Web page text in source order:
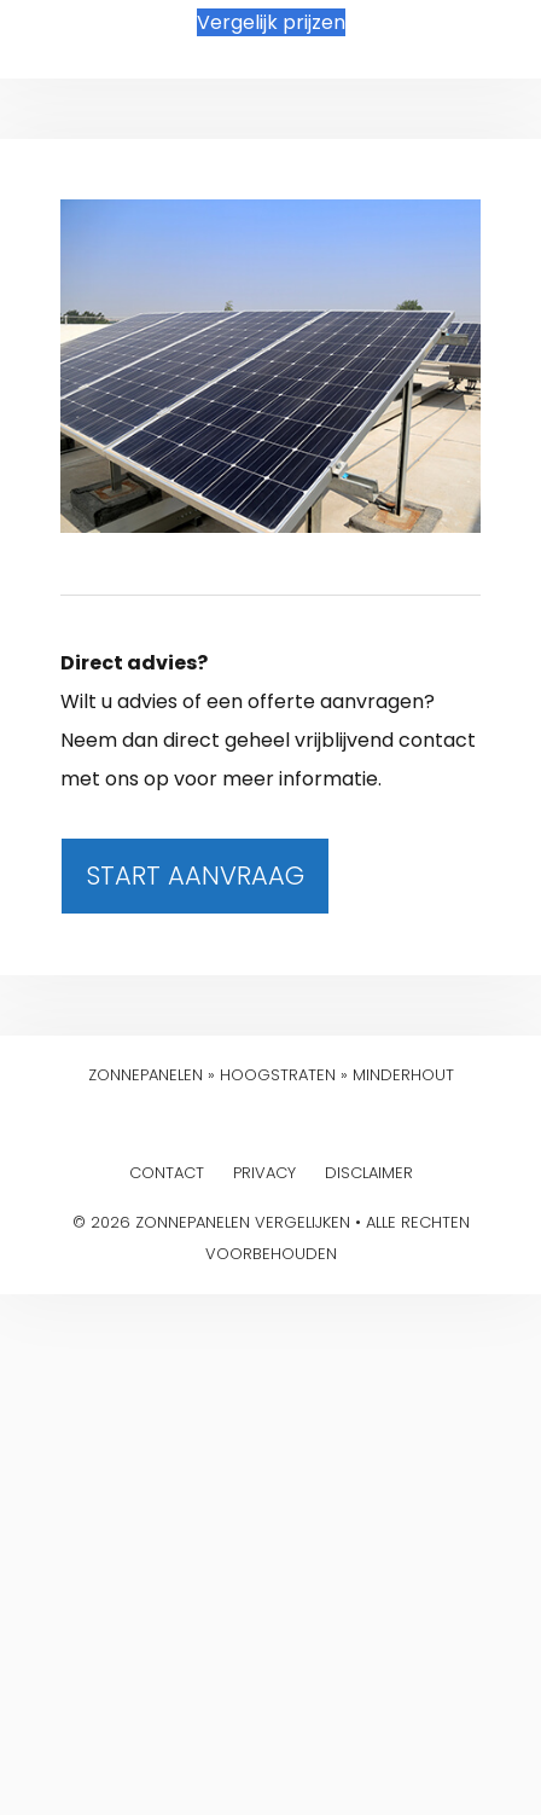
Vergelijk prijzen
Direct advies?
Wilt u advies of een offerte aanvragen?
Neem dan direct geheel vrijblijvend contact
met ons op voor meer informatie.
START AANVRAAG
ZONNEPANELEN » HOOGSTRATEN » MINDERHOUT
CONTACT PRIVACY DISCLAIMER
© 2026 ZONNEPANELEN VERGELIJKEN • ALLE RECHTEN
VOORBEHOUDEN